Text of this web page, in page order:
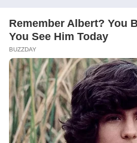
REFERENSI
Ikuti